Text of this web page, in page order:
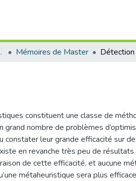
Mémoires de Master
constituent une classe de
grand nombre de problèmes
constater leur grande efficacité sur
en revanche très peu de
de cette efficacité, et aucune
métaheuristique sera plus